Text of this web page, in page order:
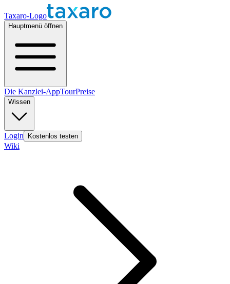
Taxaro-Logo
Hauptmenü öffnen
Die Kanzlei-AppTourPreise
Wissen
Login Kostenlos testen
Wiki